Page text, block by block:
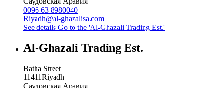
0096 63 8980040
Riyadh@al-ghazalisa.com
See details Go to the 'Al-Ghazali Trading Est.'
Al-Ghazali Trading Est.
Batha Street
11411Riyadh
Саудовская Аравия